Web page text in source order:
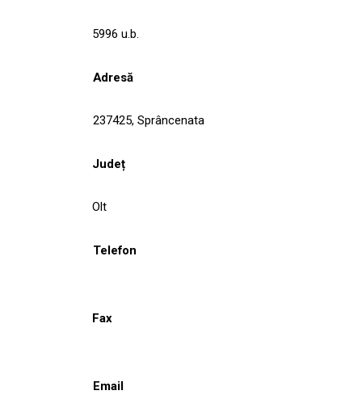
5996 u.b.
Adresă
237425, Sprâncenata
Județ
Olt
Telefon
Fax
Email